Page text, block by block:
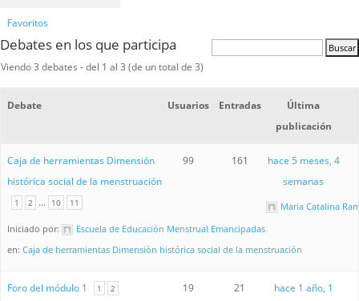
Favoritos
Debates en los que participa
Viendo 3 debates - del 1 al 3 (de un total de 3)
Debate Usuarios Entradas
Última
publicación
Caja de herramientas Dimensión
histórica social de la menstruación
1 2 … 10 11
Iniciado por:
Escuela de Educación Menstrual Emancipadas
en: Caja de herramientas Dimensión histórica social de la menstruación
99 161
hace 5 meses, 4
semanas
Maria Catalina
Foro del módulo 1 1 2 19 21
hace 1 año, 1